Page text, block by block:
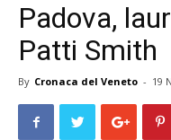
Padova,
Patti Smith
By Cronaca del Veneto - 19